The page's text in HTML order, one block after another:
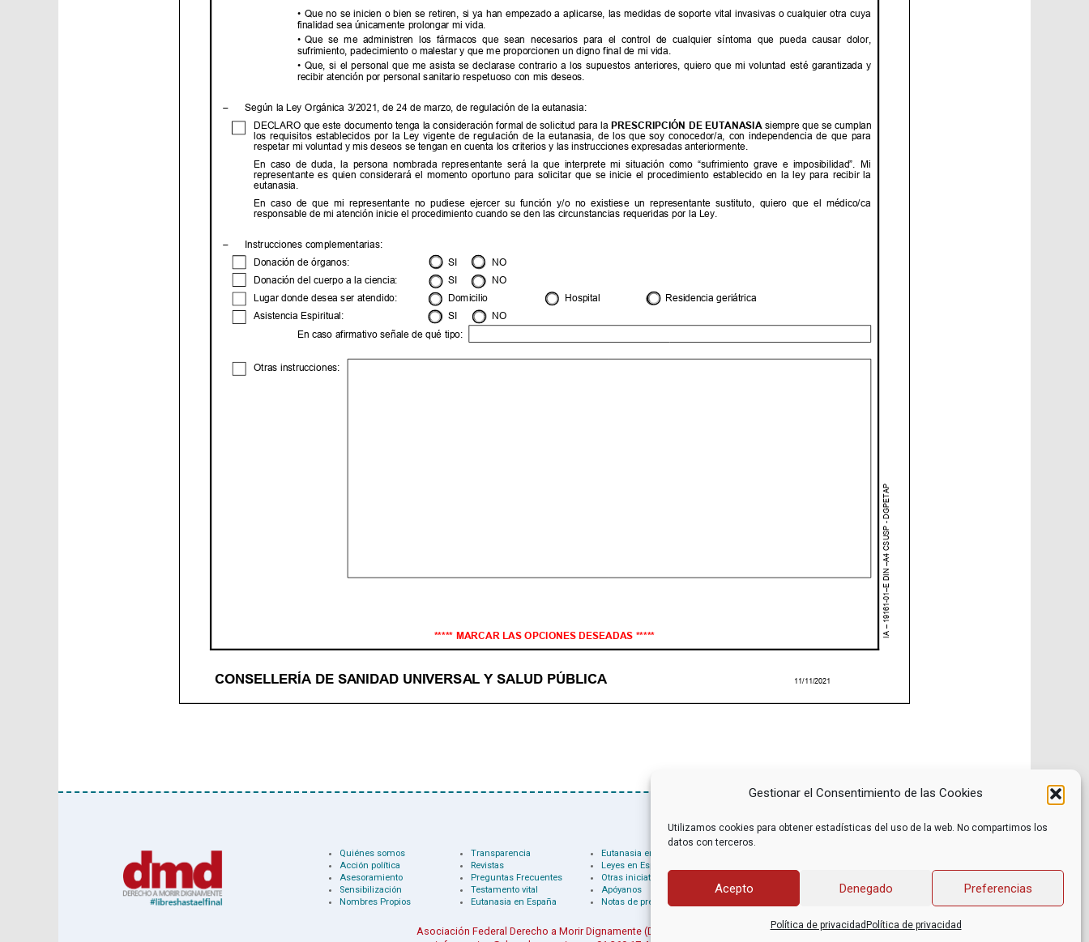
Gestionar el Consentimiento de las Cookies
Utilizamos cookies para obtener estadísticas del uso de la web. No compartimos los
datos con terceros.
Acepto Denegado Preferencias
Política de privacidad Política de privacidad
Quiénes somos
Acción política
Asesoramiento
Sensibilización
Nombres Propios
Transparencia
Revistas
Preguntas Frecuentes
Testamento vital
Eutanasia en España
Eutanasia en el mundo
Leyes en España
Otras iniciativas
Apóyanos
Notas de prensa
Libros recomendados
Películas recomendadas
Facebook
Asociación Federal Derecho a Morir Dignamente (DMD)